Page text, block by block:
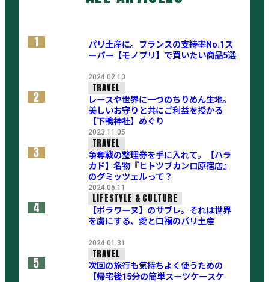
1
パリ土産に。フランスの支持率No.1ス
ーパー【モノプリ】で買いたい商品5選
2024.02.10
TRAVEL
2
レースや世界に一つのちりめん生地。
美しいお守りと共にご利益を授かる
【下鴨神社】めぐり
2023.11.05
TRAVEL
3
争奪戦の整理券を手に入れて。【ハラ
カド】名物『ヒトツブカンロ原宿店』
のグミッツェルって？
2024.06.11
LIFESTYLE & CULTURE
4
【ポラワーヌ】のサブレ。それは世界
を虜にする、愛と口福のパリ土産
2024.01.31
TRAVEL
5
次回の旅行も気持ちよく使うための
【帰宅後15分の簡単スーツケースケ